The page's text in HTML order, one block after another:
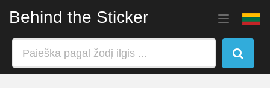
Behind the Sticker